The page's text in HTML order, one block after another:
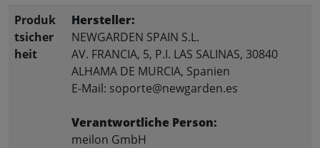
Produk
tsicher
heit
Hersteller:
NEWGARDEN SPAIN S.L.
AV. FRANCIA, 5, P.I. LAS SALINAS, 30840
ALHAMA DE MURCIA, Spanien
E-Mail: soporte@newgarden.es
Verantwortliche Person:
meilon GmbH